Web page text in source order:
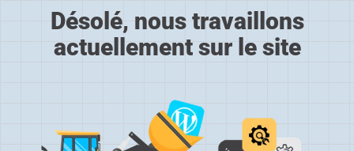
Désolé, nous travaillons
actuellement sur le site